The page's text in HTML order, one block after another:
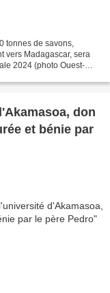
tonnes de savons,
vers Madagascar, sera
2024 (photo Ouest-
don
et bénie par